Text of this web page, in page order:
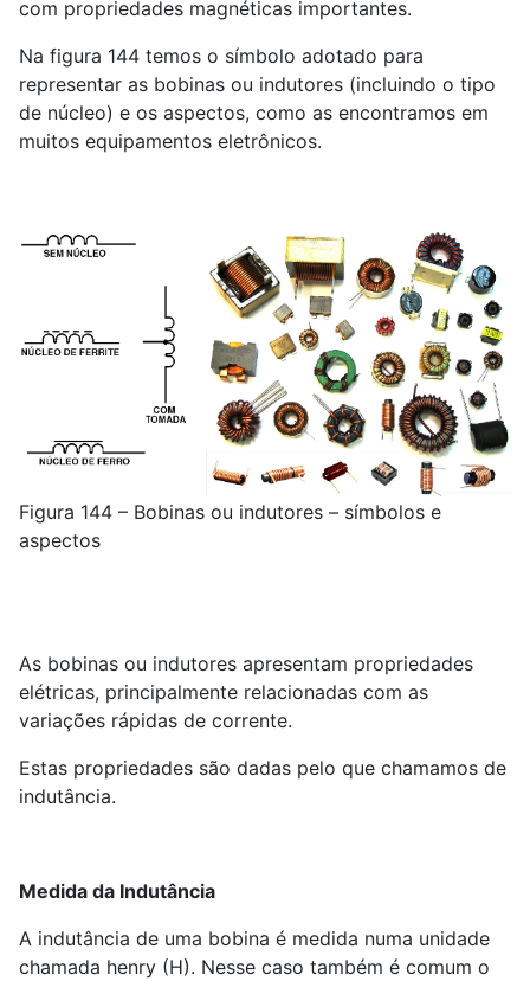
com propriedades magnéticas importantes.
Na figura 144 temos o símbolo adotado para
representar as bobinas ou indutores (incluindo o tipo
de núcleo) e os aspectos, como as encontramos em
muitos equipamentos eletrônicos.
Figura 144 – Bobinas ou indutores – símbolos e
aspectos
As bobinas ou indutores apresentam propriedades
elétricas, principalmente relacionadas com as
variações rápidas de corrente.
Estas propriedades são dadas pelo que chamamos de
indutância.
Medida da Indutância
A indutância de uma bobina é medida numa unidade
chamada henry (H). Nesse caso também é comum o